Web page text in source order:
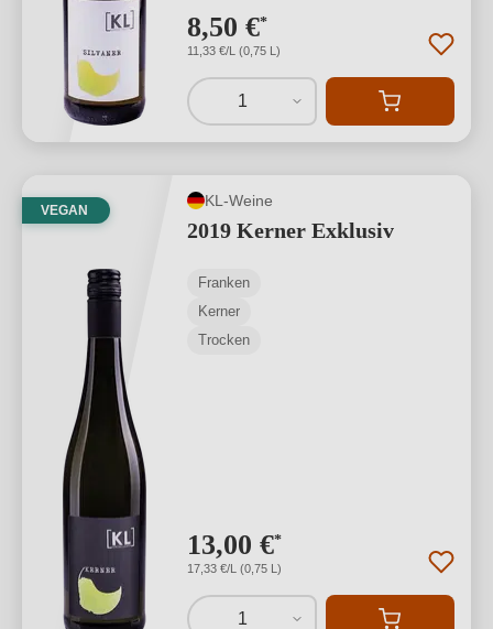
8,50 €*
11,33 €/L (0,75 L)
1
VEGAN
KL-Weine
2019 Kerner Exklusiv
Franken
Kerner
Trocken
13,00 €*
17,33 €/L (0,75 L)
1